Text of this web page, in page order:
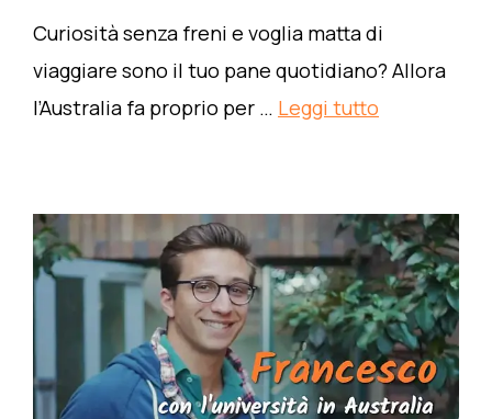
Curiosità senza freni e voglia matta di
viaggiare sono il tuo pane quotidiano? Allora
l’Australia fa proprio per … Leggi tutto